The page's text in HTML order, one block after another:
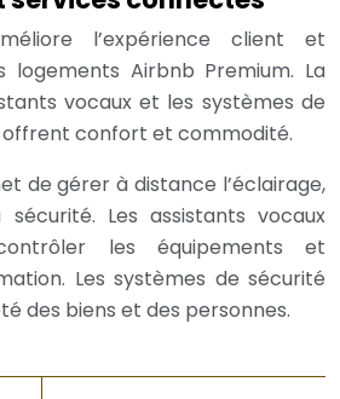
l’expérience client et
logements Airbnb Premium. La
vocaux et les systèmes de
confort et commodité.
de gérer à distance l’éclairage,
Les assistants vocaux
les équipements et
Les systèmes de sécurité
des biens et des personnes.